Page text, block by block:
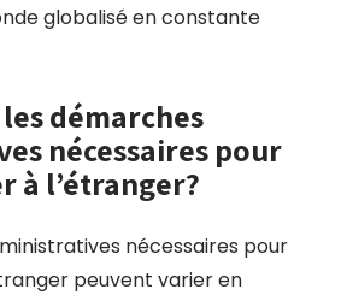
globalisé en constante
démarches
nécessaires pour
à l’étranger?
nécessaires pour
peuvent varier en